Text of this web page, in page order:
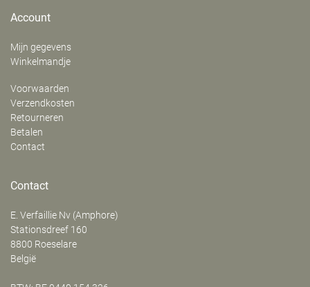
Account
Mijn gegevens
Winkelmandje
Voorwaarden
Verzendkosten
Retourneren
Betalen
Contact
Contact
E. Verfaillie Nv (Amphore)
‍Stationsdreef 160
8800 Roeselare
België